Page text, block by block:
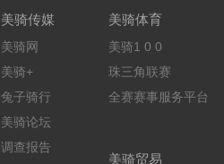
美骑传媒
美骑网
美骑+
兔子骑行
美骑论坛
调查报告
美骑体育
美骑1 0 0
珠三角联赛
全赛赛事服务平台
美骑贸易